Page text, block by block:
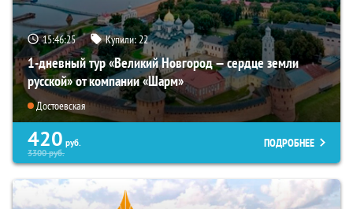
15:46:23 Купили:22
1-дневный тур «Великий Новгород — сердце земли
русской» от компании «Шарм»
Достоевская
420 руб.
3300руб.
ПОДРОБНЕЕ